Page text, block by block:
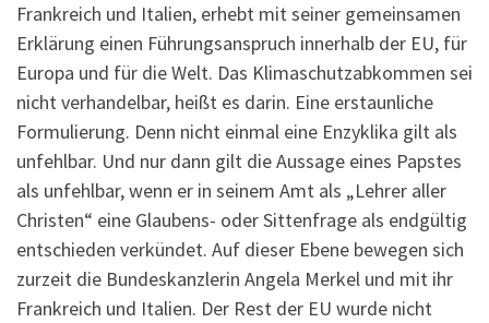
Frankreich und Italien, erhebt mit seiner gemeinsamen
Erklärung einen Führungsanspruch innerhalb der EU, für
Europa und für die Welt. Das Klimaschutzabkommen sei
nicht verhandelbar, heißt es darin. Eine erstaunliche
Formulierung. Denn nicht einmal eine Enzyklika gilt als
unfehlbar. Und nur dann gilt die Aussage eines Papstes
als unfehlbar, wenn er in seinem Amt als „Lehrer aller
Christen“ eine Glaubens- oder Sittenfrage als endgültig
entschieden verkündet. Auf dieser Ebene bewegen sich
zurzeit die Bundeskanzlerin Angela Merkel und mit ihr
Frankreich und Italien. Der Rest der EU wurde nicht